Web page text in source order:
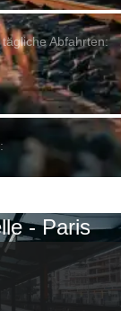
Abfahrten:
- Paris